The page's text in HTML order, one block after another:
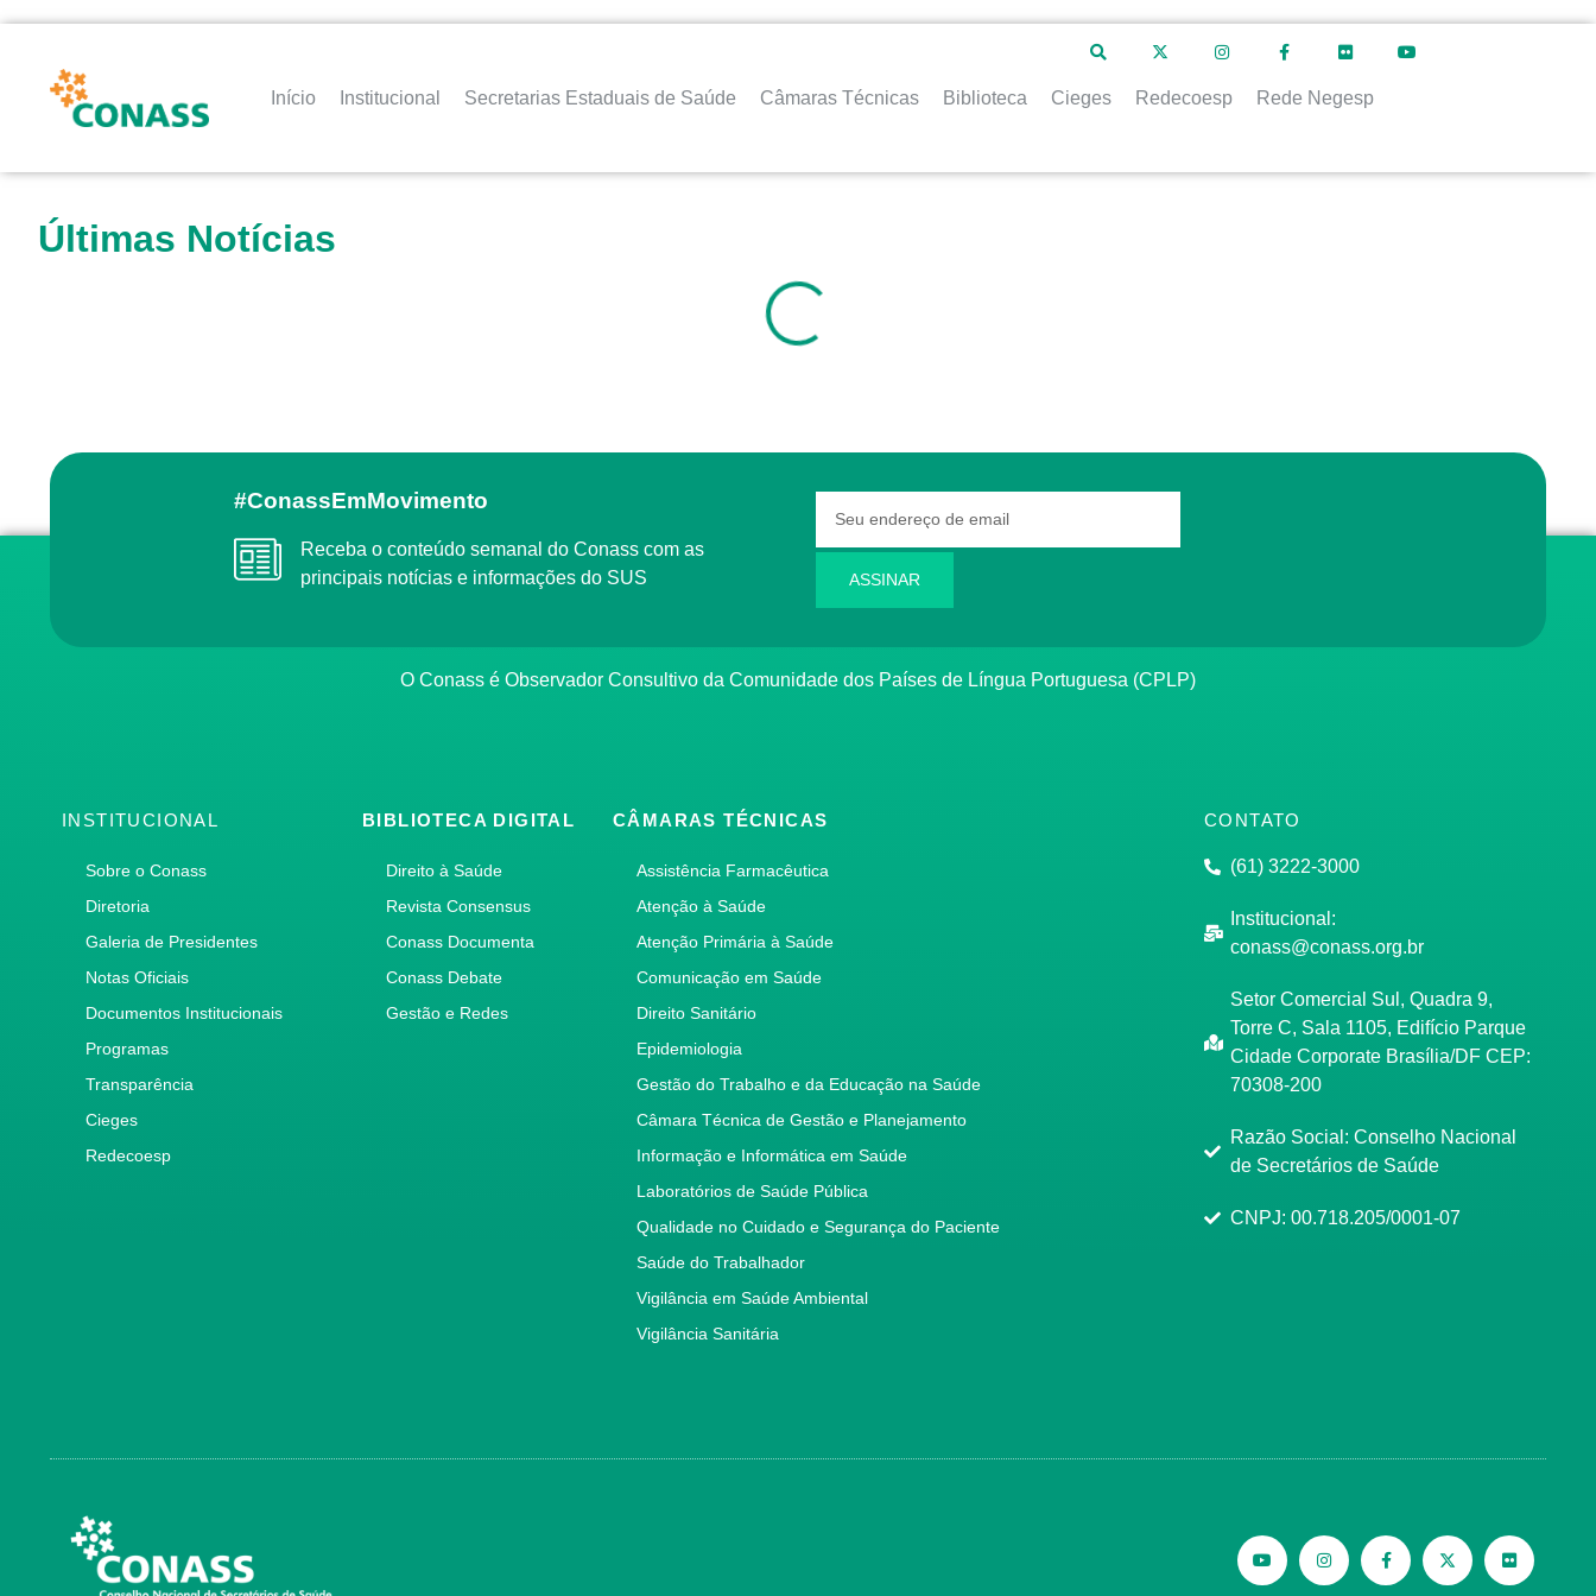
Início Institucional Secretarias Estaduais de Saúde Câmaras Técnicas Biblioteca Cieges Redecoesp Rede Negesp
Últimas Notícias
#ConassEmMovimento
Receba o conteúdo semanal do Conass com as
principais notícias e informações do SUS
ASSINAR
O Conass é Observador Consultivo da Comunidade dos Países de Língua Portuguesa (CPLP)
INSTITUCIONAL
Sobre o Conass
Diretoria
Galeria de Presidentes
Notas Oficiais
Documentos Institucionais
Programas
Transparência
Cieges
Redecoesp
BIBLIOTECA DIGITAL
Direito à Saúde
Revista Consensus
Conass Documenta
Conass Debate
Gestão e Redes
CÂMARAS TÉCNICAS
Assistência Farmacêutica
Atenção à Saúde
Atenção Primária à Saúde
Comunicação em Saúde
Direito Sanitário
Epidemiologia
Gestão do Trabalho e da Educação na Saúde
Câmara Técnica de Gestão e Planejamento
Informação e Informática em Saúde
Laboratórios de Saúde Pública
Qualidade no Cuidado e Segurança do Paciente
Saúde do Trabalhador
Vigilância em Saúde Ambiental
Vigilância Sanitária
CONTATO
(61) 3222-3000
Institucional:
conass@conass.org.br
Setor Comercial Sul, Quadra 9,
Torre C, Sala 1105, Edifício Parque
Cidade Corporate Brasília/DF CEP:
70308-200
Razão Social: Conselho Nacional
de Secretários de Saúde
CNPJ: 00.718.205/0001-07